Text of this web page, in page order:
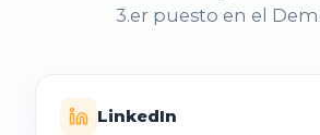
3.er puesto en el
LinkedIn